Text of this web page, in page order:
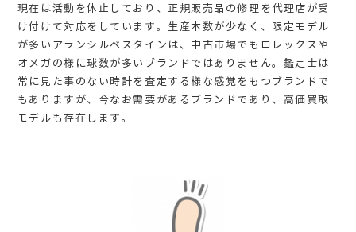
現在は活動を休止しており、正規販売品の修理を代理店が受
け付けて対応をしています。生産本数が少なく、限定モデル
が多いアランシルベスタインは、中古市場でもロレックスや
オメガの様に球数が多いブランドではありません。鑑定士は
常に見た事のない時計を査定する様な感覚をもつブランドで
もありますが、今なお需要があるブランドであり、高価買取
モデルも存在します。